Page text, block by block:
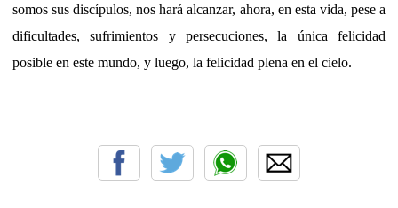
somos sus discípulos, nos hará alcanzar, ahora, en esta vida, pese a
dificultades, sufrimientos y persecuciones, la única felicidad
posible en este mundo, y luego, la felicidad plena en el cielo.